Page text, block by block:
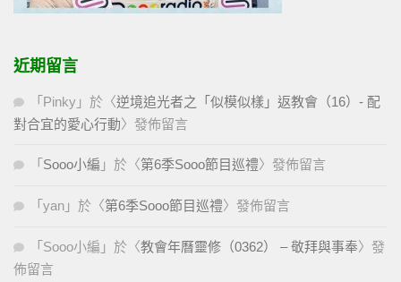
近期留言
「 Pinky 」於〈逆境追光者之「似模似樣」返教會（16）- 配
對合宜的愛心行動〉發佈留言
「 Sooo小編 」於〈第6季Sooo節目巡禮〉發佈留言
「 yan 」於〈第6季Sooo節目巡禮〉發佈留言
「 Sooo小編 」於〈教會年曆靈修（0362） – 敬拜與事奉〉發
佈留言